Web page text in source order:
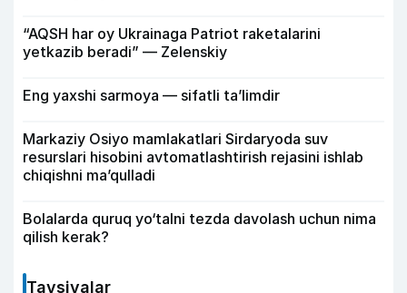
“AQSH har oy Ukrainaga Patriot raketalarini
yetkazib beradi” — Zelenskiy
Eng yaxshi sarmoya — sifatli ta’limdir
Markaziy Osiyo mamlakatlari Sirdaryoda suv
resurslari hisobini avtomatlashtirish rejasini ishlab
chiqishni ma’qulladi
Bolalarda quruq yo‘talni tezda davolash uchun nima
qilish kerak?
Tavsiyalar